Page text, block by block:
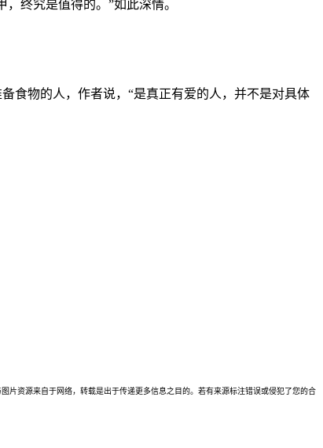
终究是值得的。”如此深情。
食物的人，作者说，“是真正有爱的人，并不是对具体
片资源来自于网络，转载是出于传递更多信息之目的。若有来源标注错误或侵犯了您的合